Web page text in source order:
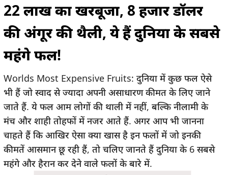
22 लाख का खरबूजा, 8 हजार डॉलर
की अंगूर की थैली, ये हैं दुनिया के सबसे
महंगे फल!
Worlds Most Expensive Fruits: दुनिया में कुछ फल ऐसे
भी हैं जो स्वाद से ज्यादा अपनी असाधारण कीमत के लिए जाने
जाते हैं. ये फल आम लोगों की थाली में नहीं, बल्कि नीलामी के
मंच और शाही तोहफों में नजर आते हैं. अगर आप भी जानना
चाहते हैं कि आखिर ऐसा क्या खास है इन फलों में जो इनकी
कीमतें आसमान छू रही हैं, तो चलिए जानते हैं दुनिया के 6 सबसे
महंगे और हैरान कर देने वाले फलों के बारे में.